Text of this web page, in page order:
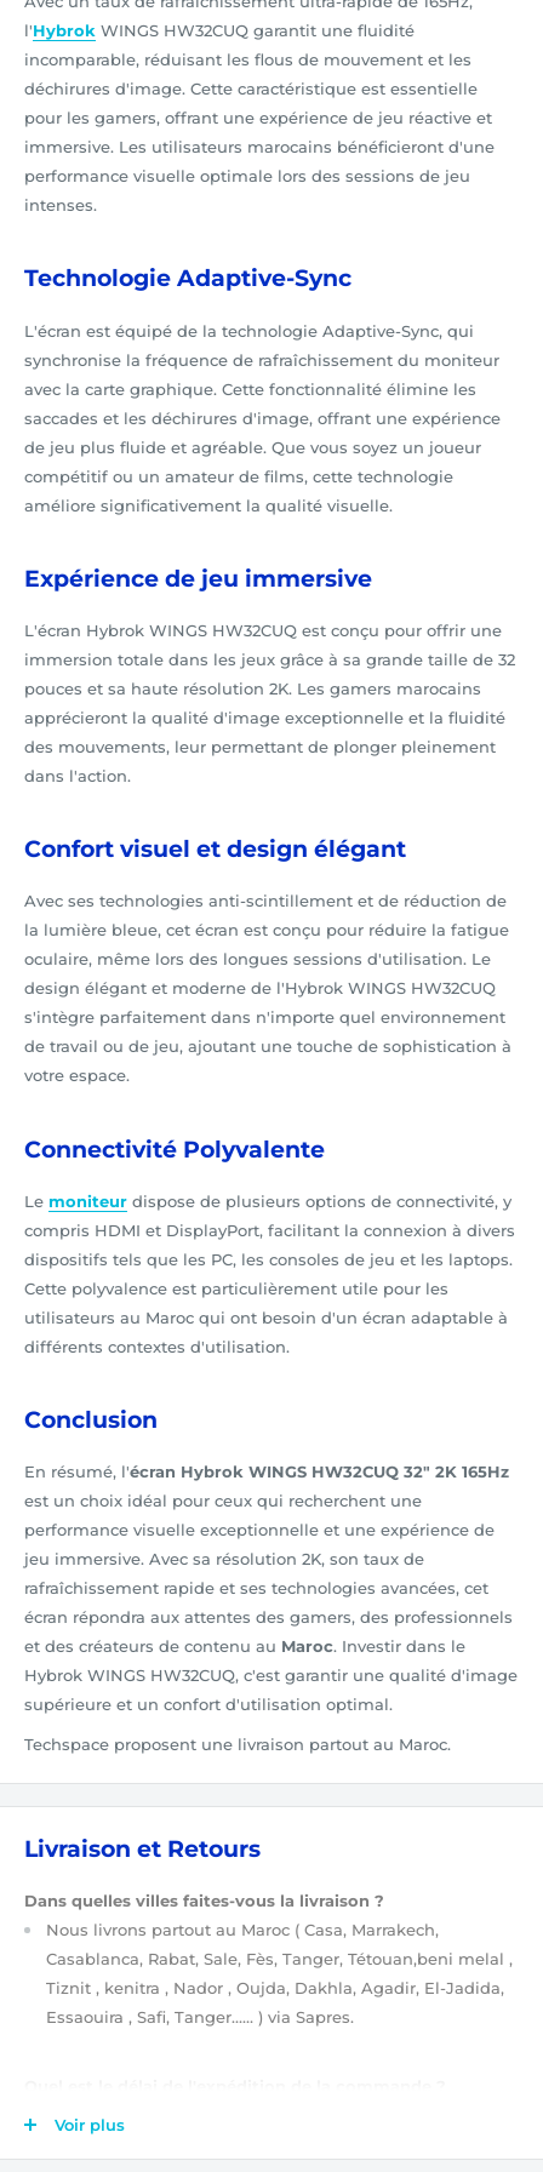
l'Hybrok WINGS HW32CUQ garantit une fluidité
incomparable, réduisant les flous de mouvement et les
déchirures d'image. Cette caractéristique est essentielle
pour les gamers, offrant une expérience de jeu réactive et
immersive. Les utilisateurs marocains bénéficieront d'une
performance visuelle optimale lors des sessions de jeu
intenses.
Technologie Adaptive-Sync
L'écran est équipé de la technologie Adaptive-Sync, qui
synchronise la fréquence de rafraîchissement du moniteur
avec la carte graphique. Cette fonctionnalité élimine les
saccades et les déchirures d'image, offrant une expérience
de jeu plus fluide et agréable. Que vous soyez un joueur
compétitif ou un amateur de films, cette technologie
améliore significativement la qualité visuelle.
Expérience de jeu immersive
L'écran Hybrok WINGS HW32CUQ est conçu pour offrir une
immersion totale dans les jeux grâce à sa grande taille de 32
pouces et sa haute résolution 2K. Les gamers marocains
apprécieront la qualité d'image exceptionnelle et la fluidité
des mouvements, leur permettant de plonger pleinement
dans l'action.
Confort visuel et design élégant
Avec ses technologies anti-scintillement et de réduction de
la lumière bleue, cet écran est conçu pour réduire la fatigue
oculaire, même lors des longues sessions d'utilisation. Le
design élégant et moderne de l'Hybrok WINGS HW32CUQ
s'intègre parfaitement dans n'importe quel environnement
de travail ou de jeu, ajoutant une touche de sophistication à
votre espace.
Connectivité Polyvalente
Le moniteur dispose de plusieurs options de connectivité, y
compris HDMI et DisplayPort, facilitant la connexion à divers
dispositifs tels que les PC, les consoles de jeu et les laptops.
Cette polyvalence est particulièrement utile pour les
utilisateurs au Maroc qui ont besoin d'un écran adaptable à
différents contextes d'utilisation.
Conclusion
En résumé, l'écran Hybrok WINGS HW32CUQ 32" 2K 165Hz
est un choix idéal pour ceux qui recherchent une
performance visuelle exceptionnelle et une expérience de
jeu immersive. Avec sa résolution 2K, son taux de
rafraîchissement rapide et ses technologies avancées, cet
écran répondra aux attentes des gamers, des professionnels
et des créateurs de contenu au Maroc. Investir dans le
Hybrok WINGS HW32CUQ, c'est garantir une qualité d'image
supérieure et un confort d'utilisation optimal.
Techspace proposent une livraison partout au Maroc.
Livraison et Retours
Dans quelles villes faites-vous la livraison ?
Nous livrons partout au Maroc ( Casa, Marrakech,
Casablanca, Rabat, Sale, Fès, Tanger, Tétouan,beni melal ,
Tiznit , kenitra , Nador , Oujda, Dakhla, Agadir, El-Jadida,
Essaouira , Safi, Tanger…… ) via Sapres.
Après validation de votre commande
Voir plus